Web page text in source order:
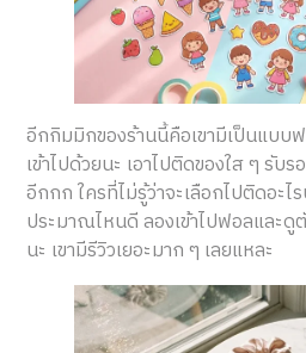
อีกกิมมิกของร้านนี้คือเขามีเป็นแบบ
เข้าไปด้วยนะ เอาไปติดของใส ๆ รับ
อีกกก ใครที่ไม่รู้ว่าจะเลือกไปติดอะไ
ประมาณไหนดี ลองเข้าไปฟอลและดู
นะ เขามีรีวิวเยอะมาก ๆ เลยแหละ